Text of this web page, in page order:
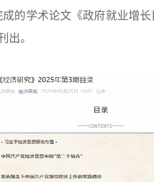
的学术论文《政府就业增
出。